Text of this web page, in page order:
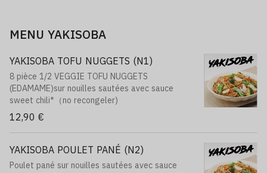
MENU YAKISOBA
YAKISOBA TOFU NUGGETS (N1)
8 pièce 1/2 VEGGIE TOFU NUGGETS
(EDAMAME)sur nouilles sautées avec sauce
sweet chili*（no recongeler)
12,90 €
YAKISOBA POULET PANÉ (N2)
Poulet pané sur nouilles sautées avec sauce